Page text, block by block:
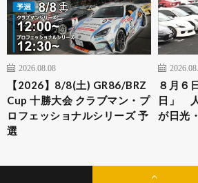
2026.08.08
【2026】8/8(土) GR86/BRZ
Cup 十勝大会 クラブマン・プ
ロフェッショナルシリーズ 予
選
８月６
日」
が日光